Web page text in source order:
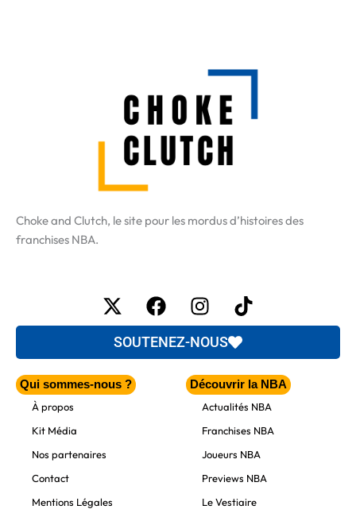
Choke and Clutch, le site pour les mordus d’histoires des
franchises NBA.
X-
twitter
FacebookInstagram
Tiktok
SOUTENEZ-NOUS
Qui sommes-nous ?
À propos
Kit Média
Nos partenaires
Contact
Mentions Légales
Découvrir la NBA
Actualités NBA
Franchises NBA
Joueurs NBA
Previews NBA
Le Vestiaire